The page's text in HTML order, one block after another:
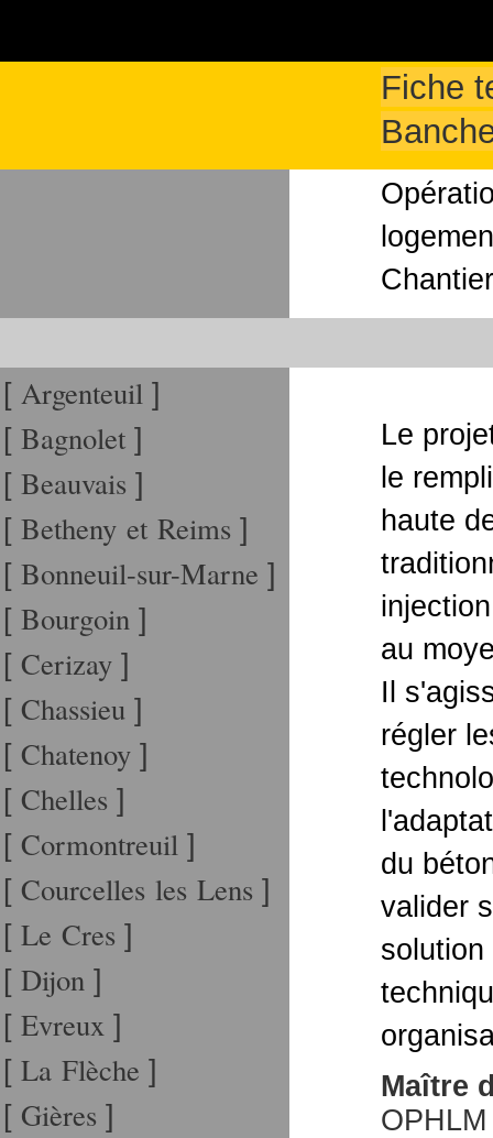
Fiche
[ Argenteuil ]
[ Bagnolet ]
[ Beauvais ]
[ Betheny et Reims ]
[ Bonneuil-sur-Marne ]
[ Bourgoin ]
[ Cerizay ]
[ Chassieu ]
[ Chatenoy ]
[ Chelles ]
[ Cormontreuil ]
[ Courcelles les Lens ]
[ Le Cres ]
[ Dijon ]
[ Evreux ]
[ La Flèche ]
[ Gières ]
Le
le
haute
au
Il
régler
du
valider
Maître